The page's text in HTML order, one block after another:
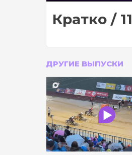
Кратко /
ДРУГИЕ ВЫПУСКИ